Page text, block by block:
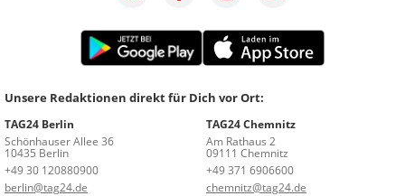
Unsere Redaktionen direkt für Dich vor Ort:
TAG24 Berlin
Schönhauser Allee 36
10435 Berlin
+49 30 120880900
berlin@tag24.de
TAG24 Chemnitz
Am Rathaus 2
09111 Chemnitz
+49 371 6906600
chemnitz@tag24.de